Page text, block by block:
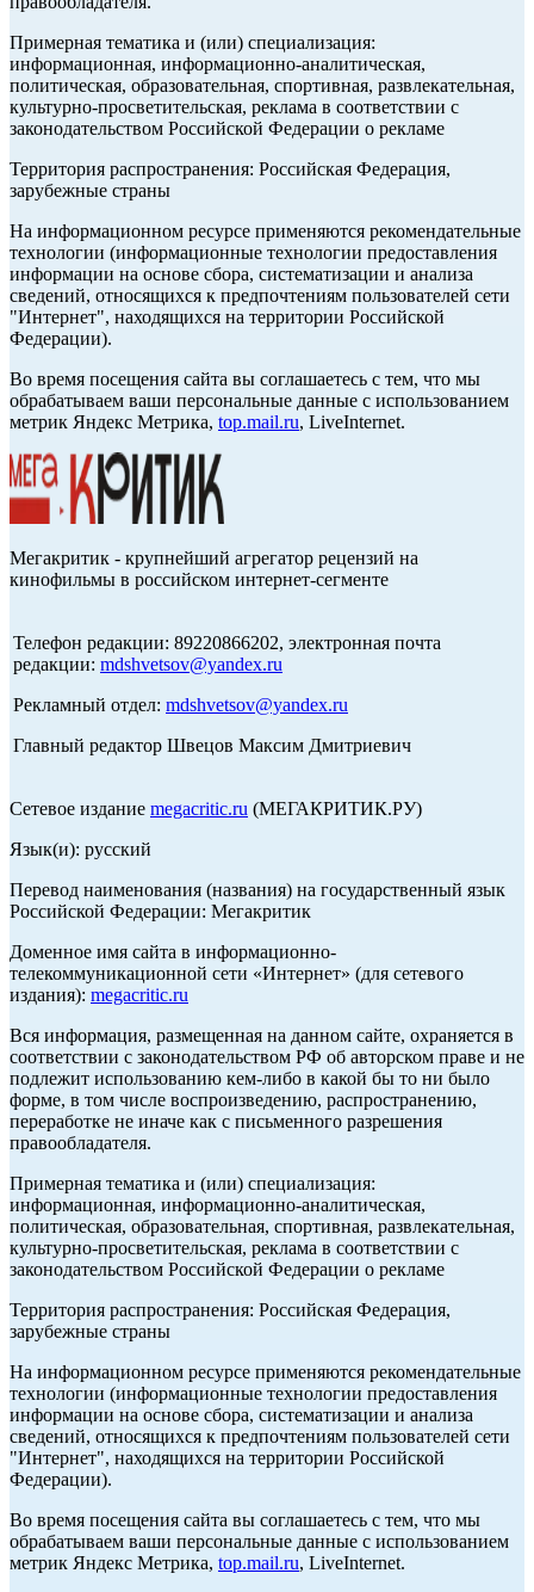
Примерная тематика и (или) специализация:
информационная, информационно-аналитическая,
политическая, образовательная, спортивная, развлекательная,
культурно-просветительская, реклама в соответствии с
законодательством Российской Федерации о рекламе
Территория распространения: Российская Федерация,
зарубежные страны
На информационном ресурсе применяются рекомендательные
технологии (информационные технологии предоставления
информации на основе сбора, систематизации и анализа
сведений, относящихся к предпочтениям пользователей сети
"Интернет", находящихся на территории Российской
Федерации).
Во время посещения сайта вы соглашаетесь с тем, что мы
обрабатываем ваши персональные данные с использованием
метрик Яндекс Метрика, top.mail.ru, LiveInternet.
Мегакритик - крупнейший агрегатор рецензий на
кинофильмы в российском интернет-сегменте
Телефон редакции: 89220866202, электронная почта
редакции: mdshvetsov@yandex.ru
Рекламный отдел: mdshvetsov@yandex.ru
Главный редактор Швецов Максим Дмитриевич
Сетевое издание megacritic.ru (МЕГАКРИТИК.РУ)
Язык(и): русский
Перевод наименования (названия) на государственный язык
Российской Федерации: Мегакритик
Доменное имя сайта в информационно-
телекоммуникационной сети «Интернет» (для сетевого
издания): megacritic.ru
Вся информация, размещенная на данном сайте, охраняется в
соответствии с законодательством РФ об авторском праве и не
подлежит использованию кем-либо в какой бы то ни было
форме, в том числе воспроизведению, распространению,
переработке не иначе как с письменного разрешения
правообладателя.
Примерная тематика и (или) специализация:
информационная, информационно-аналитическая,
политическая, образовательная, спортивная, развлекательная,
культурно-просветительская, реклама в соответствии с
законодательством Российской Федерации о рекламе
Территория распространения: Российская Федерация,
зарубежные страны
На информационном ресурсе применяются рекомендательные
технологии (информационные технологии предоставления
информации на основе сбора, систематизации и анализа
сведений, относящихся к предпочтениям пользователей сети
"Интернет", находящихся на территории Российской
Федерации).
Во время посещения сайта вы соглашаетесь с тем, что мы
обрабатываем ваши персональные данные с использованием
метрик Яндекс Метрика, top.mail.ru, LiveInternet.